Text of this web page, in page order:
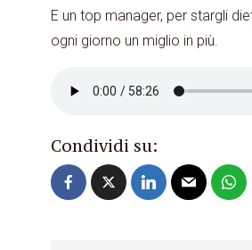
E un top manager, per stargli
ogni giorno un miglio in più.
Condividi su: